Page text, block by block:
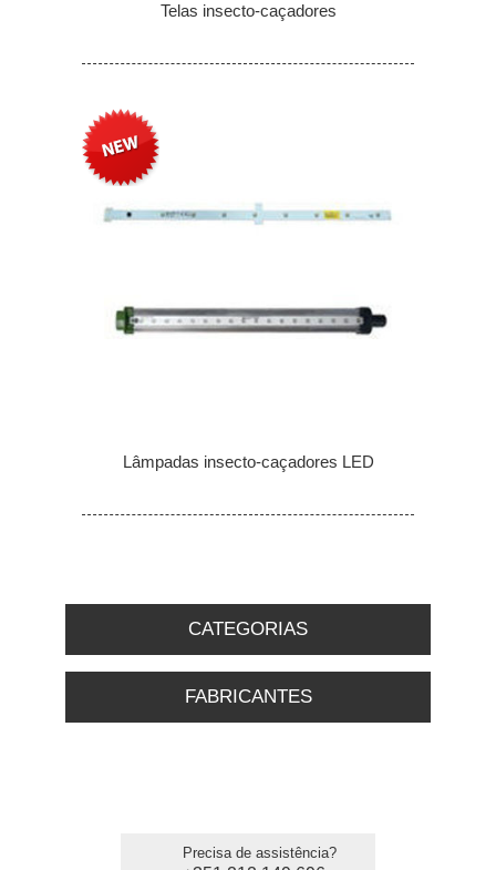
Telas insecto-caçadores
Lâmpadas insecto-caçadores LED
CATEGORIAS
FABRICANTES
Precisa de assistência?